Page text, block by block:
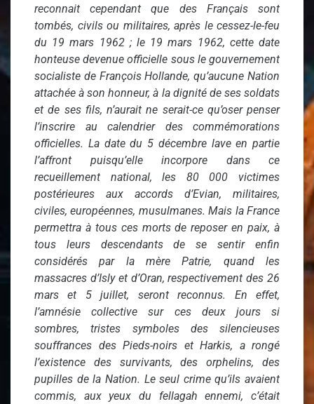
reconnait cependant que des Français sont
tombés, civils ou militaires, après le cessez-le-feu
du 19 mars 1962 ; le 19 mars 1962, cette date
honteuse devenue officielle sous le gouvernement
socialiste de François Hollande, qu’aucune Nation
attachée à son honneur, à la dignité de ses soldats
et de ses fils, n’aurait ne serait-ce qu’oser penser
l’inscrire au calendrier des commémorations
officielles. La date du 5 décembre lave en partie
l’affront puisqu’elle incorpore dans ce
recueillement national, les 80 000 victimes
postérieures aux accords d’Evian, militaires,
civiles, européennes, musulmanes. Mais la France
permettra à tous ces morts de reposer en paix, à
tous leurs descendants de se sentir enfin
considérés par la mère Patrie, quand les
massacres d’Isly et d’Oran, respectivement des 26
mars et 5 juillet, seront reconnus. En effet,
l’amnésie collective sur ces deux jours si
sombres, tristes symboles des silencieuses
souffrances des Pieds-noirs et Harkis, a rongé
l’existence des survivants, des orphelins, des
pupilles de la Nation. Le seul crime qu’ils avaient
commis, aux yeux du fellagah ennemi, c’était